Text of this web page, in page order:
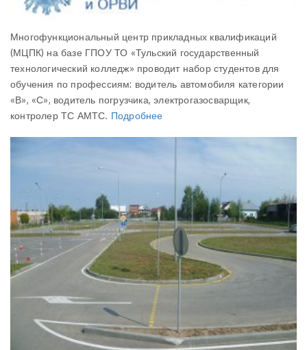
Многофункциональный центр прикладных квалификаций
(МЦПК) на базе ГПОУ ТО «Тульский государственный
технологический колледж» проводит набор студентов для
обучения по профессиям: водитель автомобиля категории
«В», «С», водитель погрузчика, электрогазосварщик,
контролер ТС АМТС. Подробнее